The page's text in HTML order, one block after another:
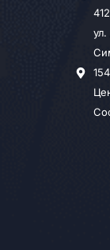
412
ул.